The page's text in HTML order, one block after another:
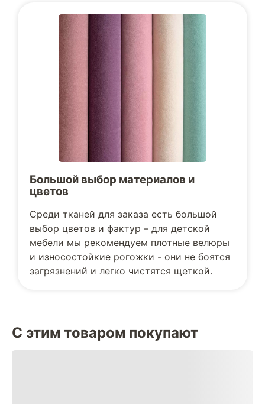
Большой выбор материалов и
цветов
Среди тканей для заказа есть большой
выбор цветов и фактур – для детской
мебели мы рекомендуем плотные велюры
и износостойкие рогожки - они не боятся
загрязнений и легко чистятся щеткой.
С этим товаром покупают